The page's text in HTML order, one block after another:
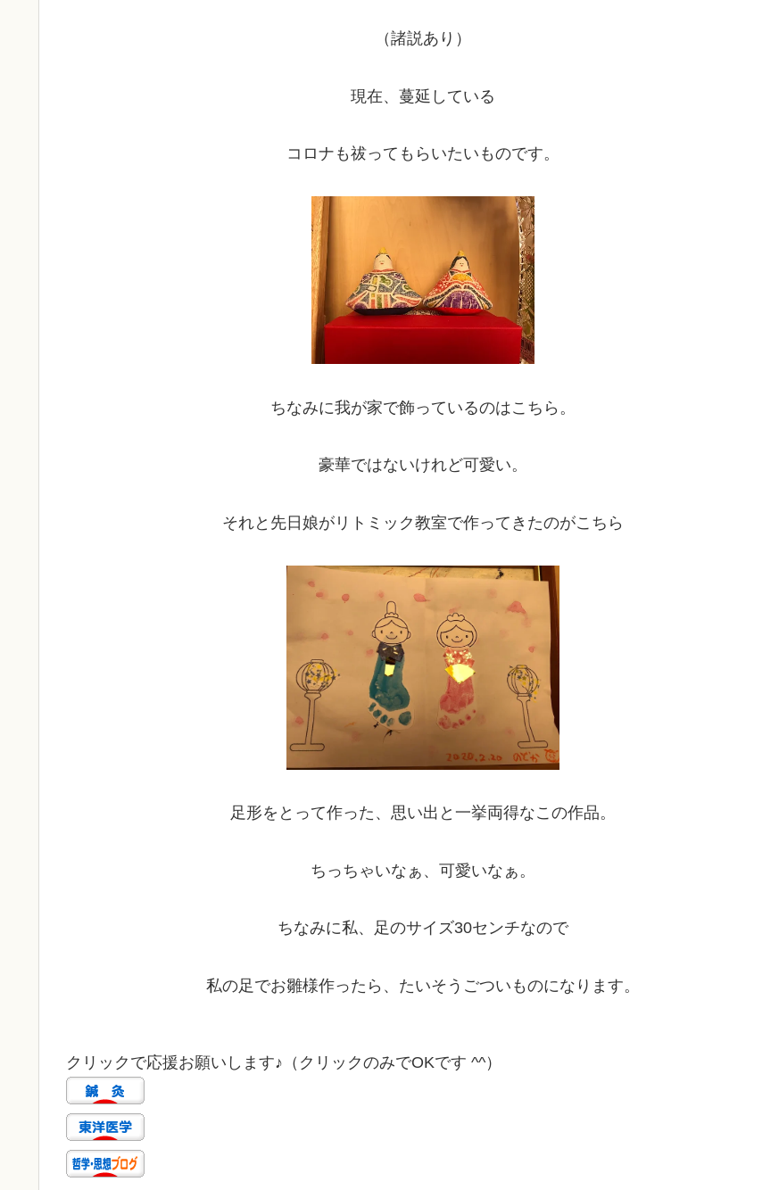
（諸説あり）
現在、蔓延している
コロナも祓ってもらいたいものです。
ちなみに我が家で飾っているのはこちら。
豪華ではないけれど可愛い。
それと先日娘がリトミック教室で作ってきたのがこちら
足形をとって作った、思い出と一挙両得なこの作品。
ちっちゃいなぁ、可愛いなぁ。
ちなみに私、足のサイズ30センチなので
私の足でお雛様作ったら、たいそうごついものになります。
クリックで応援お願いします♪（クリックのみでOKです ^^）